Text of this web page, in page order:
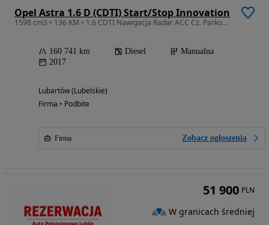
Opel Astra 1.6 D (CDTI) Start/Stop Innovation
1598 cm3 • 136 KM • 1.6 CDTI Nawigacja Radar ACC Cz. Parkowania Kamera cofania
160 741 km Diesel
Manualna
2017
Lubartów (Lubelskie)
Firma • Podbite
Firma Zobacz ogłoszenia
51 900 PLN
W granicach średniej